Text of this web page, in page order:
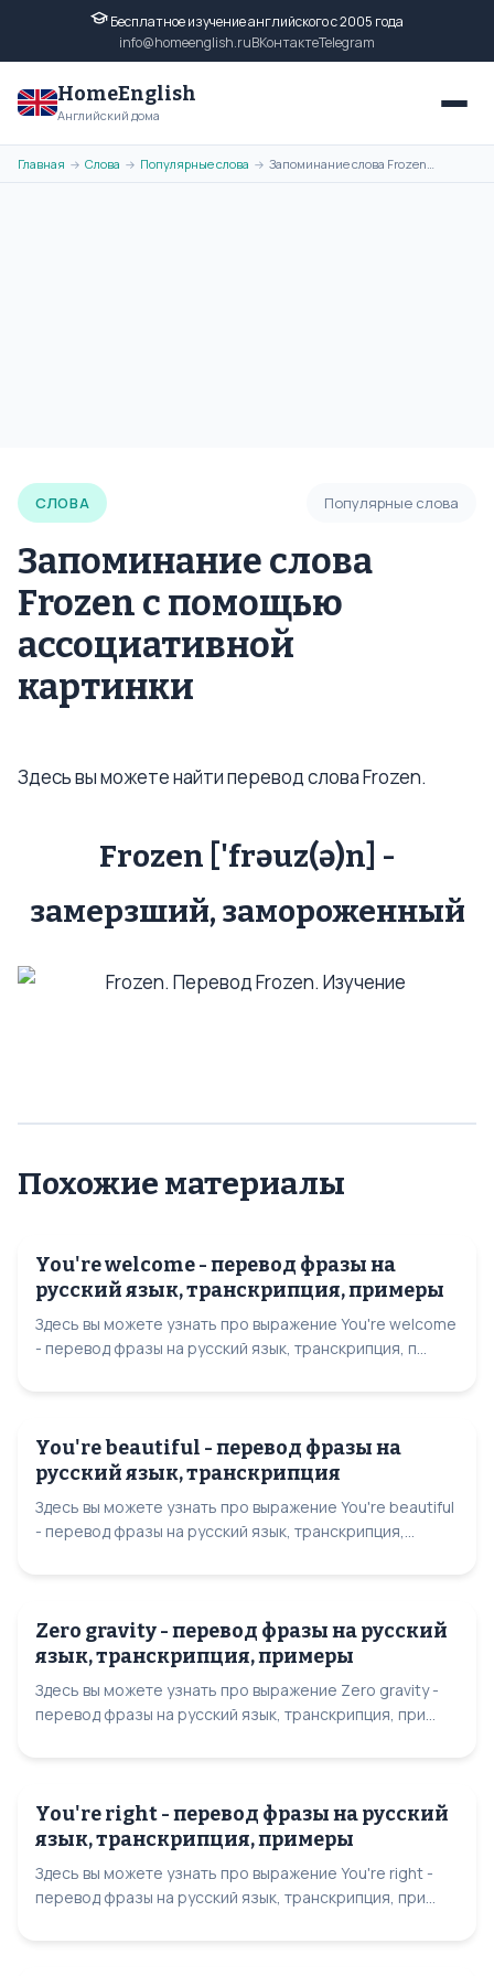
Бесплатное изучение английского с 2005 года
info@homeenglish.ruВКонтактеTelegram
HomeEnglish
Английский дома
Главная → Слова → Популярные слова → Запоминание слова Frozen с помощью ассоциативной картинки
СЛОВА Популярные слова
Запоминание слова
Frozen с помощью
ассоциативной
картинки
Здесь вы можете найти перевод слова Frozen.
Frozen ['frəuz(ə)n] -
замерзший, замороженный
Похожие материалы
You're welcome - перевод фразы на
русский язык, транскрипция, примеры
Здесь вы можете узнать про выражение You're welcome
- перевод фразы на русский язык, транскрипция, п...
You're beautiful - перевод фразы на
русский язык, транскрипция
Здесь вы можете узнать про выражение You're beautiful
- перевод фразы на русский язык, транскрипция,...
Zero gravity - перевод фразы на русский
язык, транскрипция, примеры
Здесь вы можете узнать про выражение Zero gravity -
перевод фразы на русский язык, транскрипция, при...
You're right - перевод фразы на русский
язык, транскрипция, примеры
Здесь вы можете узнать про выражение You're right -
перевод фразы на русский язык, транскрипция, при...